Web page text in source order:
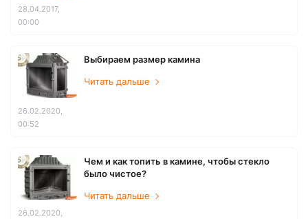
28.04.2017,
00:00
26.02.2020,
00:52
Выбираем размер камина
Читать дальше
26.02.2020,
Чем и как топить в камине, чтобы стекло
было чистое?
Читать дальше